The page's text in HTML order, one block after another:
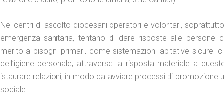
Nei centri di ascolto diocesani operatori e volontari,
emergenza sanitaria, tentano di dare risposte alle persone
merito a bisogni primari, come sistemazioni abitative sicure,
dell’igiene personale; attraverso la risposta materiale a
istaurare relazioni, in modo da avviare processi di promozione
sociale.